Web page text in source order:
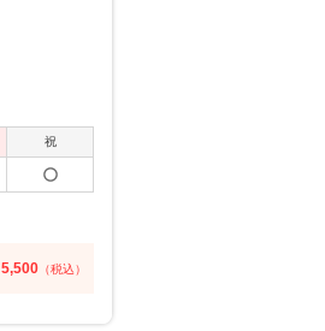
祝
5,500 （税込）